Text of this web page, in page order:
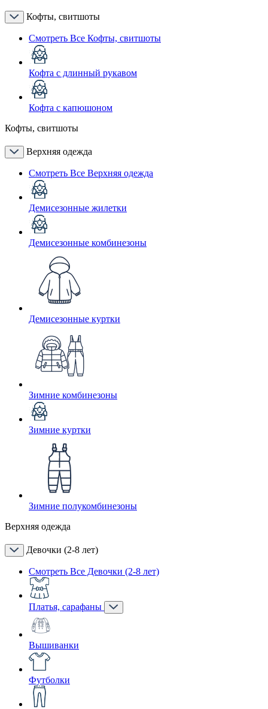
Кофты, свитшоты
Смотреть Все Кофты, свитшоты
Кофта с длинный рукавом
Кофта с капюшоном
Кофты, свитшоты
Верхняя одежда
Смотреть Все Верхняя одежда
Демисезонные жилетки
Демисезонные комбинезоны
Демисезонные куртки
Зимние комбинезоны
Зимние куртки
Зимние полукомбинезоны
Верхняя одежда
Девочки (2-8 лет)
Смотреть Все Девочки (2-8 лет)
Платья, сарафаны
Вышиванки
Футболки